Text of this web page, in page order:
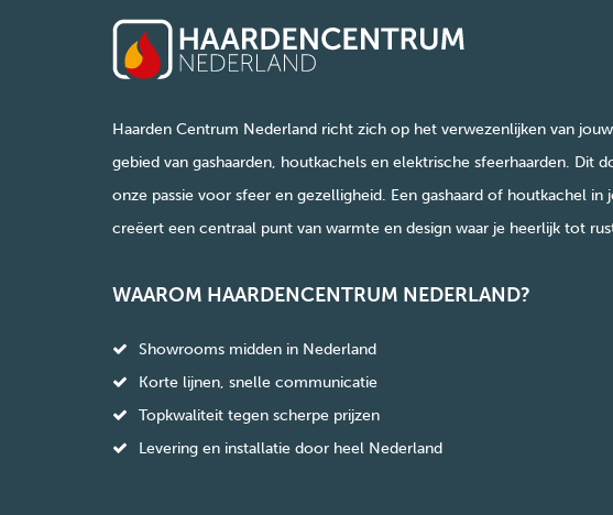
Haarden Centrum Nederland richt zich op het verwezenlijken van
gebied van gashaarden, houtkachels en elektrische sfeerhaarden. Dit
onze passie voor sfeer en gezelligheid. Een gashaard of houtkachel in
creëert een centraal punt van warmte en design waar je heerlijk tot
WAAROM HAARDENCENTRUM NEDERLAND?
Showrooms midden in Nederland
Korte lijnen, snelle communicatie
Topkwaliteit tegen scherpe prijzen
Levering en installatie door heel Nederland